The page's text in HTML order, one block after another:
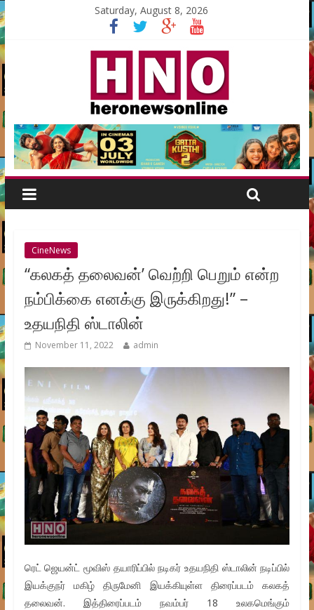
Saturday, August 8, 2026
CineNews
“கலகத் தலைவன்’ வெற்றி பெறும் என்ற
நம்பிக்கை எனக்கு இருக்கிறது!” –
உதயநிதி ஸ்டாலின்
November 11, 2022 admin
ரெட் ஜெயன்ட் மூவிஸ் தயாரிப்பில் நடிகர் உதயநிதி ஸ்டாலின் நடிப்பில்
இயக்குநர் மகிழ் திருமேனி இயக்கியுள்ள திரைப்படம் கலகத்
தலைவன். இத்திரைப்படம் நவம்பர் 18 உலகமெங்கும்